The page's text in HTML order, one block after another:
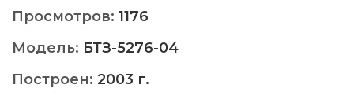
Просмотров: 1176
Модель: БТЗ-5276-04
Построен: 2003 г.